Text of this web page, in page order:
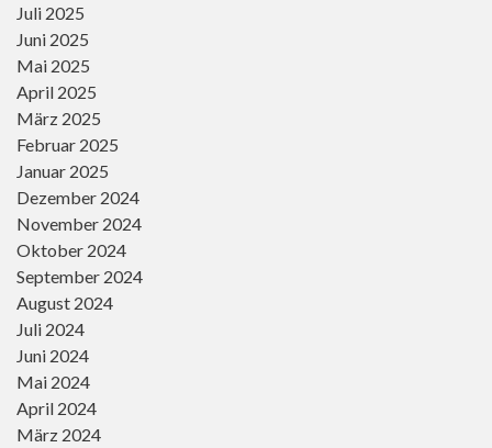
Juli 2025
Juni 2025
Mai 2025
April 2025
März 2025
Februar 2025
Januar 2025
Dezember 2024
November 2024
Oktober 2024
September 2024
August 2024
Juli 2024
Juni 2024
Mai 2024
April 2024
März 2024